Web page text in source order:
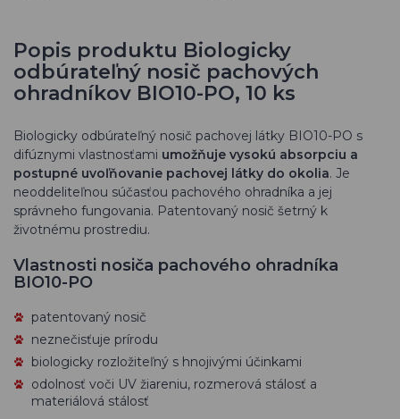
Popis produktu Biologicky
odbúrateľný nosič pachových
ohradníkov BIO10-PO, 10 ks
Biologicky odbúrateľný nosič pachovej látky BIO10-PO s
difúznymi vlastnosťami umožňuje vysokú absorpciu a
postupné uvoľňovanie pachovej látky do okolia. Je
neoddeliteľnou súčasťou pachového ohradníka a jej
správneho fungovania. Patentovaný nosič šetrný k
životnému prostrediu.
Vlastnosti nosiča pachového ohradníka
BIO10-PO
patentovaný nosič
neznečisťuje prírodu
biologicky rozložiteľný s hnojivými účinkami
odolnosť voči UV žiareniu, rozmerová stálosť a
materiálová stálosť